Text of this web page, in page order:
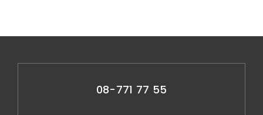
08-771 77 55